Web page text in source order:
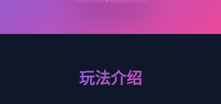
玩法介绍